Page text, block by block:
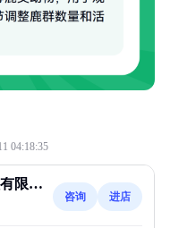
04:18:35
限公
咨询 进店